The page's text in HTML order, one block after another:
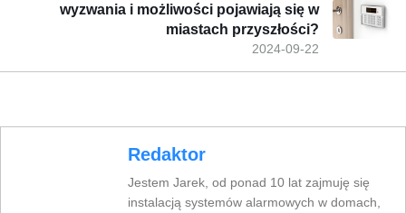
2024-09-22
wyzwania i możliwości pojawiają się w
miastach przyszłości?
Redaktor
Jestem Jarek, od ponad 10 lat zajmuję się
instalacją systemów alarmowych w domach,